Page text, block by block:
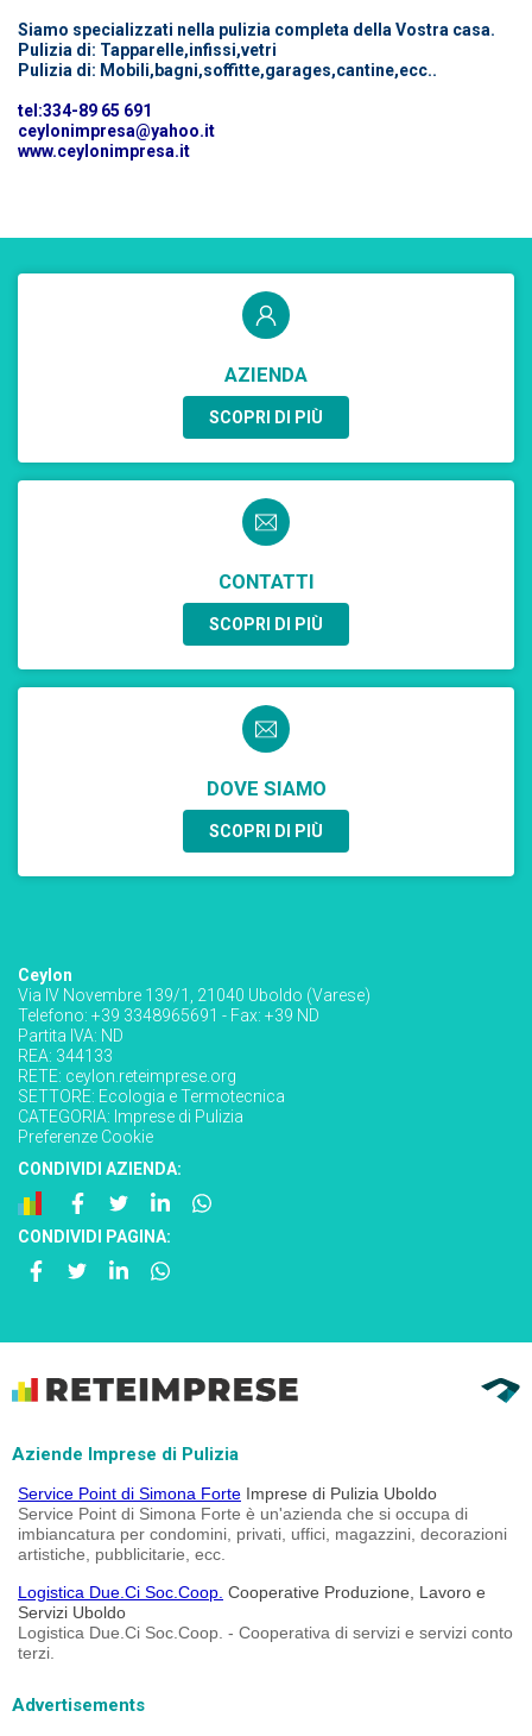
Siamo specializzati nella pulizia completa della Vostra casa.
Pulizia di: Tapparelle,infissi,vetri
Pulizia di: Mobili,bagni,soffitte,garages,cantine,ecc..
tel:334-89 65 691
ceylonimpresa@yahoo.it
www.ceylonimpresa.it
AZIENDA
SCOPRI DI PIÙ
CONTATTI
SCOPRI DI PIÙ
DOVE SIAMO
SCOPRI DI PIÙ
Ceylon
Via IV Novembre 139/1, 21040 Uboldo (Varese)
Telefono: +39 3348965691 - Fax: +39 ND
Partita IVA: ND
REA: 344133
RETE: ceylon.reteimprese.org
SETTORE: Ecologia e Termotecnica
CATEGORIA: Imprese di Pulizia
Preferenze Cookie
CONDIVIDI AZIENDA:
CONDIVIDI PAGINA:
Aziende Imprese di Pulizia
Service Point di Simona Forte Imprese di Pulizia Uboldo
Service Point di Simona Forte è un'azienda che si occupa di
imbiancatura per condomini, privati, uffici, magazzini, decorazioni
artistiche, pubblicitarie, ecc.
Logistica Due.Ci Soc.Coop. Cooperative Produzione, Lavoro e
Servizi Uboldo
Logistica Due.Ci Soc.Coop. - Cooperativa di servizi e servizi conto
terzi.
Advertisements